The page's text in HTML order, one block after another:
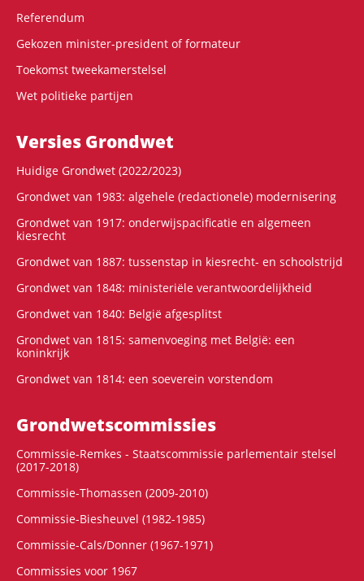
Referendum
Gekozen minister-president of formateur
Toekomst tweekamerstelsel
Wet politieke partijen
Versies Grondwet
Huidige Grondwet (2022/2023)
Grondwet van 1983: algehele (redactionele) modernisering
Grondwet van 1917: onderwijspacificatie en algemeen
kiesrecht
Grondwet van 1887: tussenstap in kiesrecht- en schoolstrijd
Grondwet van 1848: ministeriële verantwoordelijkheid
Grondwet van 1840: België afgesplitst
Grondwet van 1815: samenvoeging met België: een
koninkrijk
Grondwet van 1814: een soeverein vorstendom
Grondwets­commissies
Commissie-Remkes - Staatscommissie parlementair stelsel
(2017-2018)
Commissie-Thomassen (2009-2010)
Commissie-Biesheuvel (1982-1985)
Commissie-Cals/Donner (1967-1971)
Commissies voor 1967